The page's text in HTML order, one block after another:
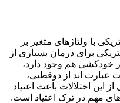
با ولتاژهای متغیر بر
برای درمان بسیاری از
خودکشی هم وجود دارد،
عبارت اند از دوقطبی،
این اختلالات باعث اعتیاد
مهم در ترک اعتیاد است.